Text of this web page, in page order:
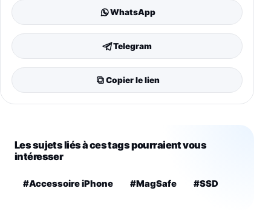
WhatsApp
Telegram
Copier le lien
Les sujets liés à ces tags pourraient vous
intéresser
#Accessoire iPhone #MagSafe #SSD